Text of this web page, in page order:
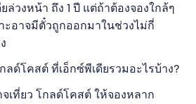
ล่วงหน้า ถึง 1 ปี แต่ถ้าต้องจองใกล้ๆ
ะอาจมีตั๋วถูกออกมาในช่วงไม่กี่
ลด์โคสต์ ที่เอ็กซ์พีเดียรวมอะไรบ้าง?
เที่ยว โกลด์โคสต์ ให้จองหลาก